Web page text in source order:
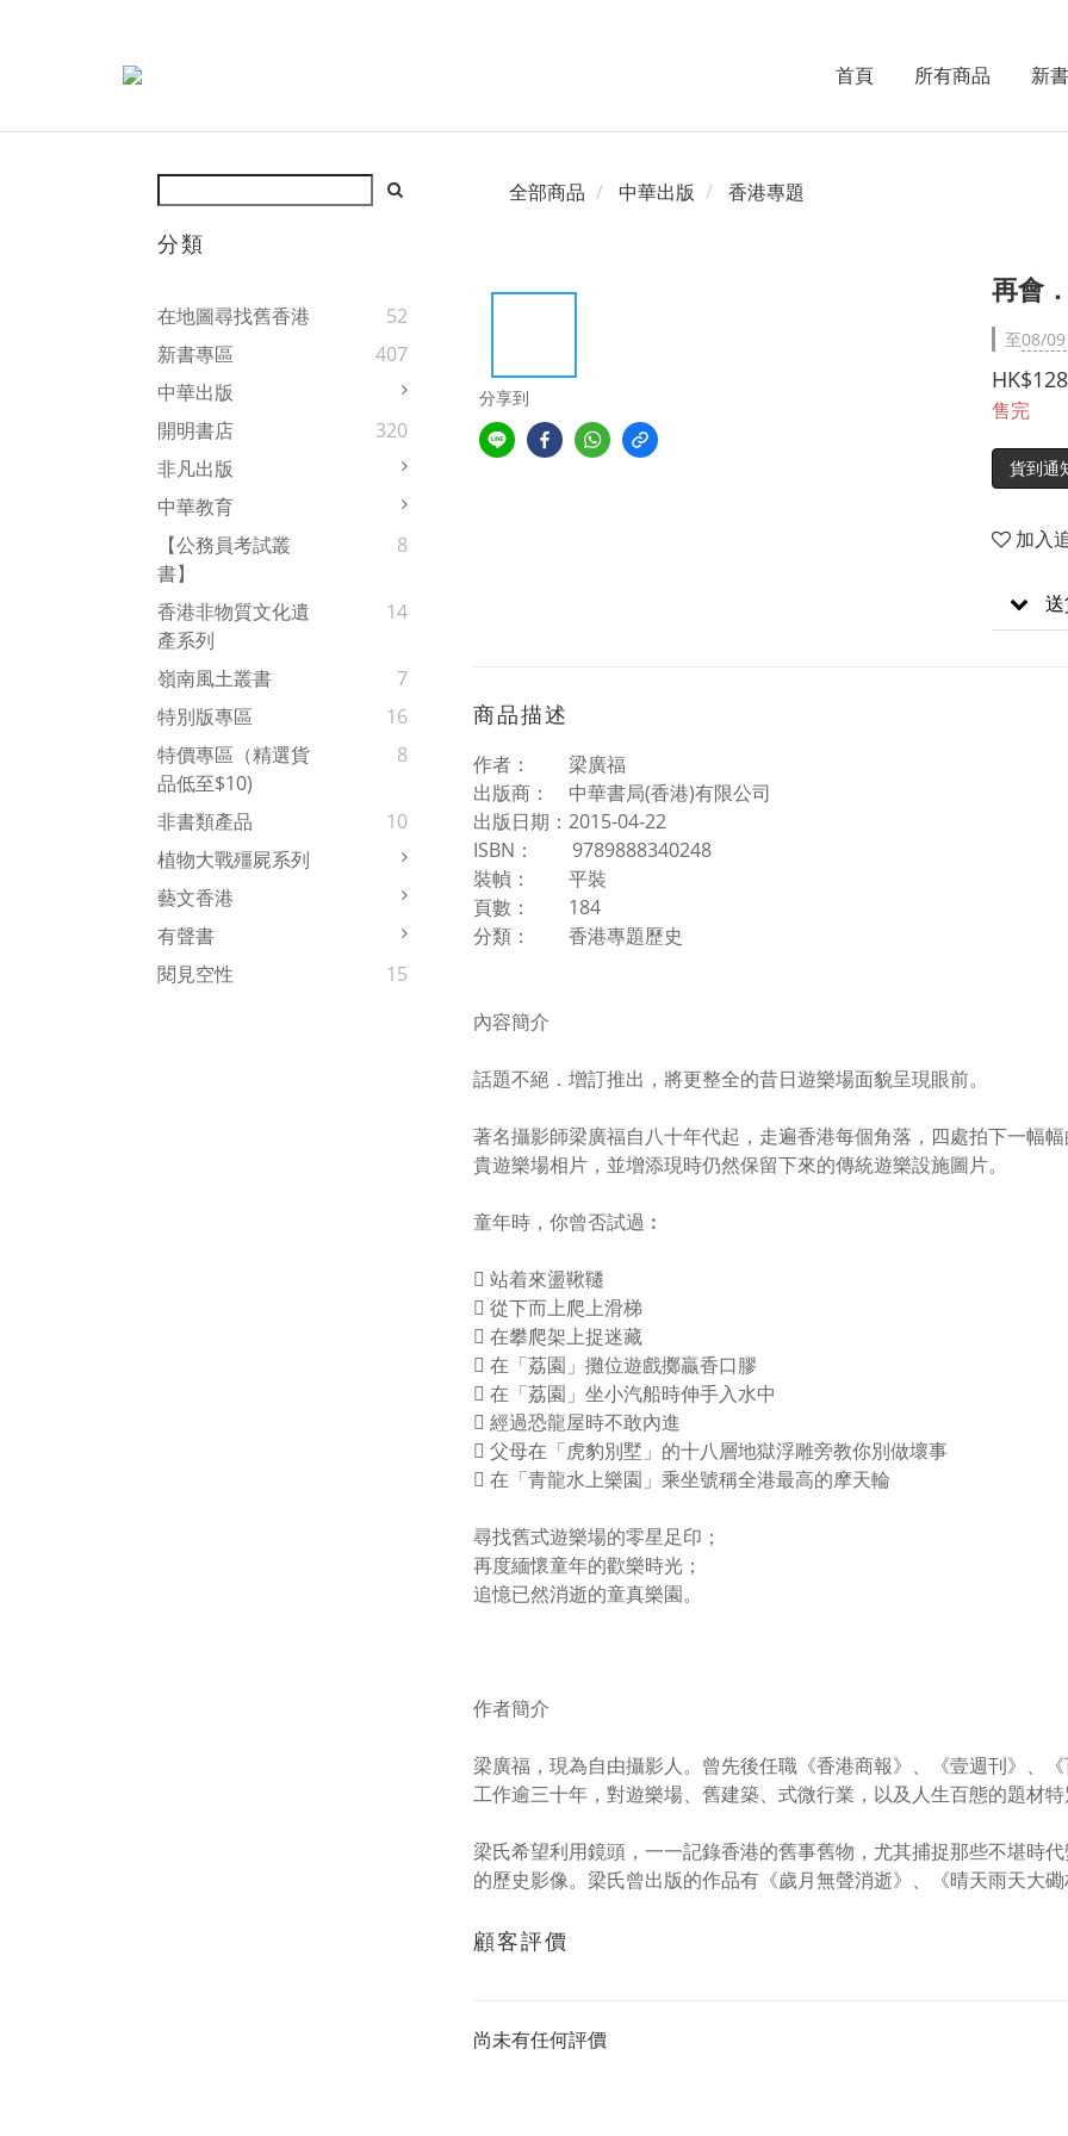
首頁 所有商品 新
分類
在地圖尋找舊香港
52
新書專區
407
中華出版
開明書店
320
非凡出版
中華教育
【公務員考試叢
書】
8
香港非物質文化遺
產系列
14
嶺南風土叢書
7
特別版專區
16
特價專區（精選貨
品低至$10)
8
非書類產品
10
植物大戰殭屍系列
藝文香港
有聲書
閱見空性
15
全部商品 中華出版 香港專題
分享到
再會
至08/
售完
貨到通
加入
商品描述
作者： 梁廣福
出版商： 中華書局(香港)有限公司
出版日期：2015-04-22
ISBN： 9789888340248
裝幀： 平裝
頁數： 184
分類： 香港專題歷史
內容簡介
話題不絕．增訂推出，將更整全的昔日遊樂場面貌呈現眼前。
著名攝影師梁廣福自八十年代起，走遍香港每個角落，四處拍下一幅
貴遊樂場相片，並增添現時仍然保留下來的傳統遊樂設施圖片。
童年時，你曾否試過︰
 站着來盪鞦韆
 從下而上爬上滑梯
 在攀爬架上捉迷藏
 在「荔園」攤位遊戲擲贏香口膠
 在「荔園」坐小汽船時伸手入水中
 經過恐龍屋時不敢內進
 父母在「虎豹別墅」的十八層地獄浮雕旁教你別做壞事
 在「青龍水上樂園」乘坐號稱全港最高的摩天輪
尋找舊式遊樂場的零星足印；
再度緬懷童年的歡樂時光；
追憶已然消逝的童真樂園。
作者簡介
梁廣福，現為自由攝影人。曾先後任職《香港商報》、《壹週刊》、
工作逾三十年，對遊樂場、舊建築、式微行業，以及人生百態的題材
梁氏希望利用鏡頭，一一記錄香港的舊事舊物，尤其捕捉那些不堪時
的歷史影像。梁氏曾出版的作品有《歲月無聲消逝》、《晴天雨天大磡
顧客評價
尚未有任何評價